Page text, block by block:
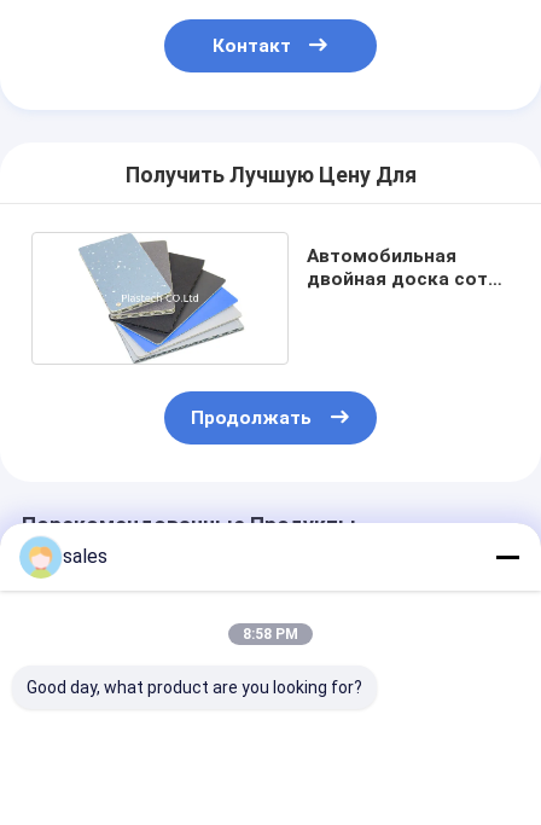
Контакт
Получить Лучшую Цену Для
Автомобильная
двойная доска сота
Продолжать
Порекомендованные Продукты
sales
8:58 PM
Good day, what product are you looking for?